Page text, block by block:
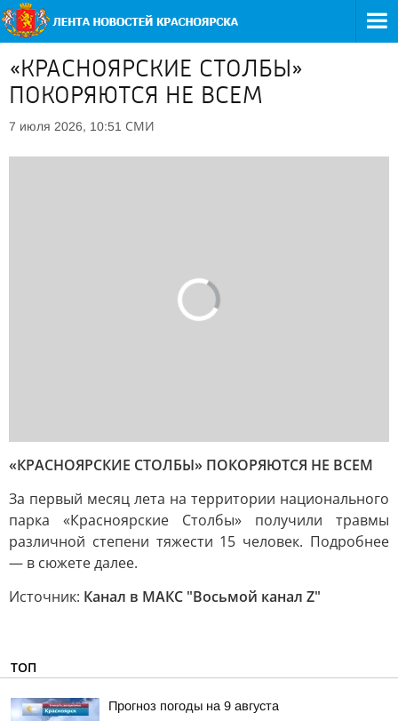
«КРАСНОЯРСКИЕ СТОЛБЫ»
ПОКОРЯЮТСЯ НЕ ВСЕМ
7 июля 2026, 10:51 СМИ
«КРАСНОЯРСКИЕ СТОЛБЫ» ПОКОРЯЮТСЯ НЕ ВСЕМ
За первый месяц лета на территории национального
парка «Красноярские Столбы» получили травмы
различной степени тяжести 15 человек. Подробнее
— в сюжете далее.
Источник: Канал в МАКС "Восьмой канал Z"
ТОП
Прогноз погоды на 9 августа